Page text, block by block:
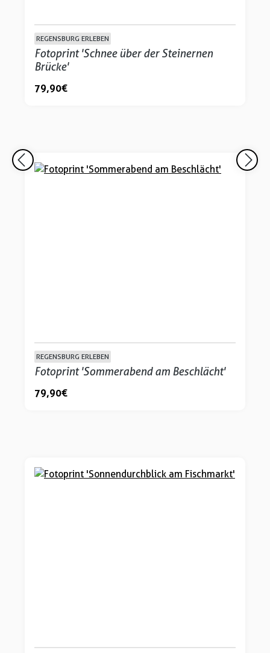
REGENSBURG ERLEBEN
Fotoprint 'Schnee über der Steinernen
Brücke'
79,90 €
REGENSBURG ERLEBEN
Fotoprint 'Sommerabend am Beschlächt'
79,90 €